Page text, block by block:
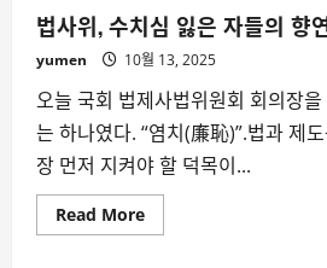
법사위, 수치심 잃은 자들의 향
yumen 10월 13, 2025
오늘 국회 법제사법위원회 회의장
는 하나였다. “염치(廉恥)”.법과 제
장 먼저 지켜야 할 덕목이...
Read MoreRead
more